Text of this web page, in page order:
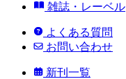
雑誌・レーベル
よくある質問
お問い合わせ
新刊一覧